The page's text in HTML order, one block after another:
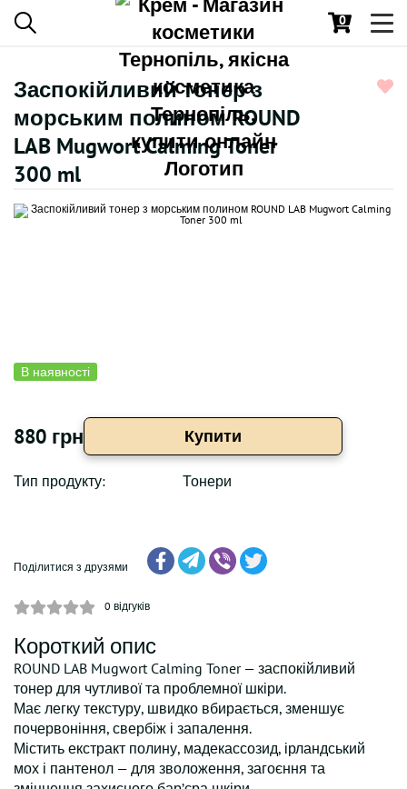
0
Заспокійливий тонер з
морським полином ROUND
LAB Mugwort Calming Toner
300 ml
В наявності
880 грн Купити
Тип продукту: Тонери
Поділитися з друзями
0 відгуків
Короткий опис
ROUND LAB Mugwort Calming Toner — заспокійливий
тонер для чутливої та проблемної шкіри.
Має легку текстуру, швидко вбирається, зменшує
почервоніння, свербіж і запалення.
Містить екстракт полину, мадекассозид, ірландський
мох і пантенол — для зволоження, загоєння та